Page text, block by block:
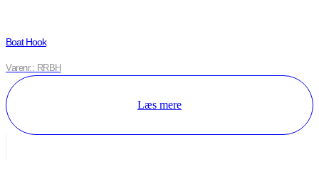
Boat Hook
Varenr.: RRBH
Læs mere